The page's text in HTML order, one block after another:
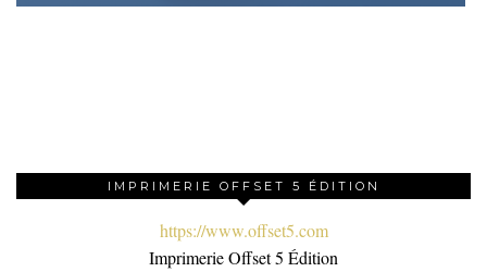
IMPRIMERIE OFFSET 5 ÉDITION
https://www.offset5.com
Imprimerie Offset 5 Édition